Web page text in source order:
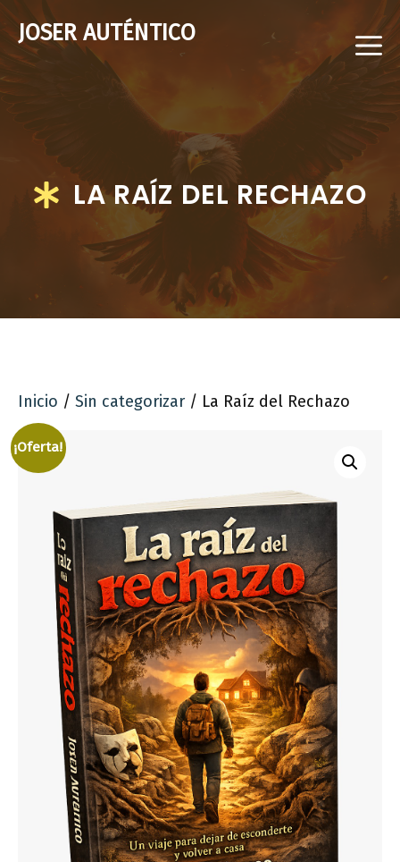
Saltar
al
contenido
JOSER AUTÉNTICO
LA RAÍZ DEL RECHAZO
Inicio / Sin categorizar / La Raíz del Rechazo
¡Oferta!